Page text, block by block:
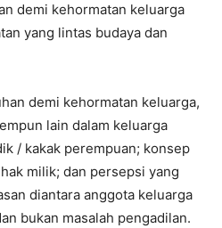
demi kehormatan keluarga
yang lintas budaya dan
demi kehormatan keluarga,
lain dalam keluarga
/ kakak perempuan; konsep
milik; dan persepsi yang
diantara anggota keluarga
bukan masalah pengadilan.